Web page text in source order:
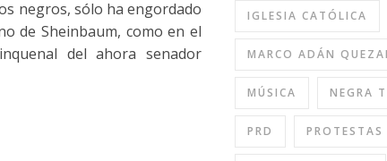
negros, sólo ha engordado
de Sheinbaum, como en el
del ahora senador
IGLESIA CATÓLICA
MARCO ADÁN
MÚSICA NEGRA
PRD PROTESTAS